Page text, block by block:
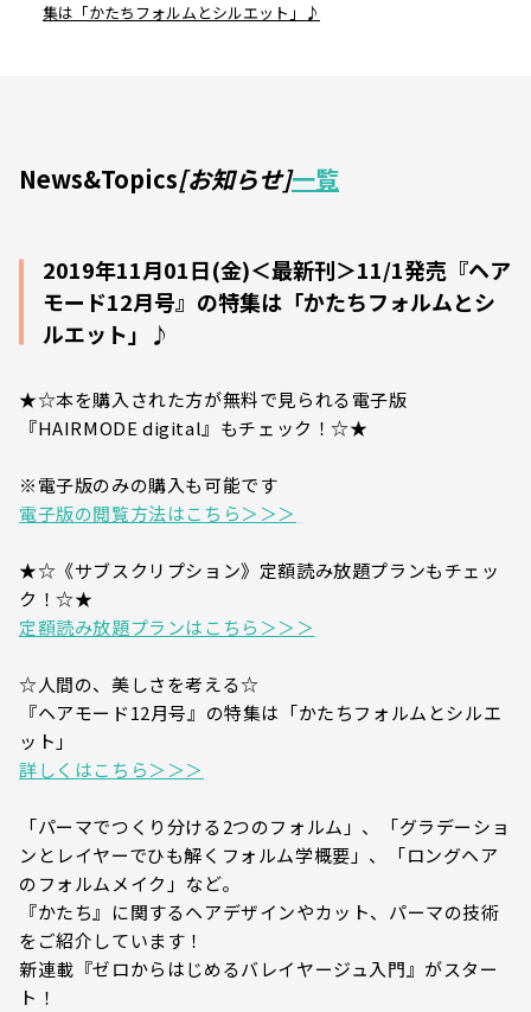
集は「かたちフォルムとシルエット」♪
News&Topics[お知らせ]一覧
2019年11月01日(金)＜最新刊＞11/1発売『ヘア
モード12月号』の特集は「かたちフォルムとシ
ルエット」♪
★☆本を購入された方が無料で見られる電子版
『HAIRMODE digital』もチェック！☆★
※電子版のみの購入も可能です
電子版の閲覧方法はこちら＞＞＞
★☆《サブスクリプション》定額読み放題プランもチェッ
ク！☆★
定額読み放題プランはこちら＞＞＞
☆人間の、美しさを考える☆
『ヘアモード12月号』の特集は「かたちフォルムとシルエ
ット」
詳しくはこちら＞＞＞
「パーマでつくり分ける2つのフォルム」、「グラデーショ
ンとレイヤーでひも解くフォルム学概要」、「ロングヘア
のフォルムメイク」など。
『かたち』に関するヘアデザインやカット、パーマの技術
をご紹介しています！
新連載『ゼロからはじめるバレイヤージュ入門』がスター
ト！